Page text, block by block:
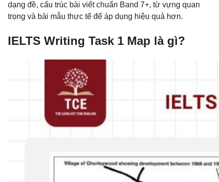
dạng đề, cấu trúc bài viết chuẩn Band 7+, từ vựng quan
trọng và bài mẫu thực tế để áp dụng hiệu quả hơn.
IELTS Writing Task 1 Map là gì?